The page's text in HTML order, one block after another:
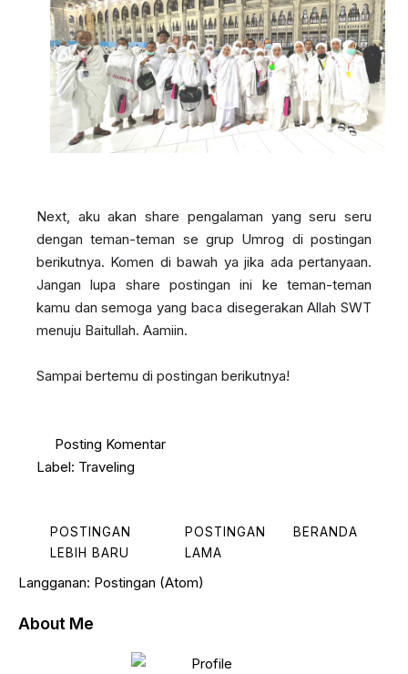
Next, aku akan share pengalaman yang seru seru
dengan teman-teman se grup Umrog di postingan
berikutnya. Komen di bawah ya jika ada pertanyaan.
Jangan lupa share postingan ini ke teman-teman
kamu dan semoga yang baca disegerakan Allah SWT
menuju Baitullah. Aamiin.
Sampai bertemu di postingan berikutnya!
Posting Komentar
Label: Traveling
POSTINGAN
LEBIH BARU
POSTINGAN
LAMA
BERANDA
Langganan: Postingan (Atom)
About Me